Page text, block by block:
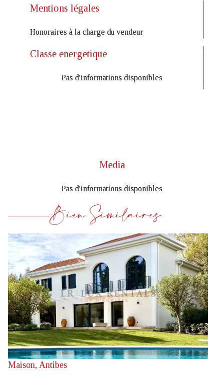
Mentions légales
Honoraires à la charge du vendeur
Classe energetique
Pas d'informations disponibles
Media
Pas d'informations disponibles
Bien Similaires
Maison, Antibes